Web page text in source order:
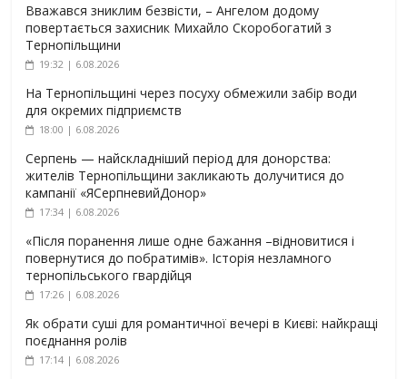
Вважався зниклим безвісти, – Ангелом додому
повертається захисник Михайло Скоробогатий з
Тернопільщини
19:32 | 6.08.2026
На Тернопільщині через посуху обмежили забір води
для окремих підприємств
18:00 | 6.08.2026
Серпень — найскладніший період для донорства:
жителів Тернопільщини закликають долучитися до
кампанії «ЯСерпневийДонор»
17:34 | 6.08.2026
«Після поранення лише одне бажання –відновитися і
повернутися до побратимів». Історія незламного
тернопільського гвардійця
17:26 | 6.08.2026
Як обрати суші для романтичної вечері в Києві: найкращі
поєднання ролів
17:14 | 6.08.2026